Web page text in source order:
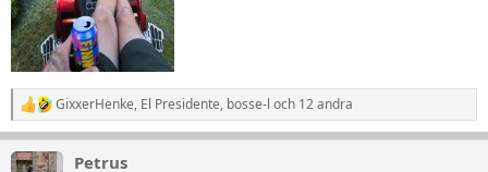
R
e
a
k
GixxerHenke, El Presidente, bosse-l och 12 andra
Petrus